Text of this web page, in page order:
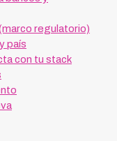
regulatorio)
país
con tu stack